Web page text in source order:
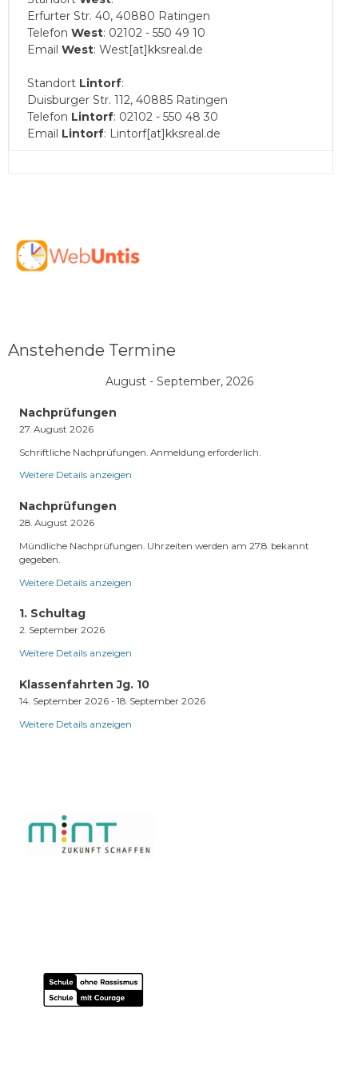
Erfurter Str. 40, 40880 Ratingen
Telefon West: 02102 - 550 49 10
Email West: West[at]kksreal.de
Standort Lintorf:
Duisburger Str. 112, 40885 Ratingen
Telefon Lintorf: 02102 - 550 48 30
Email Lintorf: Lintorf[at]kksreal.de
Anstehende Termine
August - September, 2026
Nachprüfungen
27. August 2026
Schriftliche Nachprüfungen. Anmeldung erforderlich.
Weitere Details anzeigen
Nachprüfungen
28. August 2026
Mündliche Nachprüfungen. Uhrzeiten werden am 27.8. bekannt
gegeben.
Weitere Details anzeigen
1. Schultag
2. September 2026
Weitere Details anzeigen
Klassenfahrten Jg. 10
14. September 2026 - 18. September 2026
Weitere Details anzeigen